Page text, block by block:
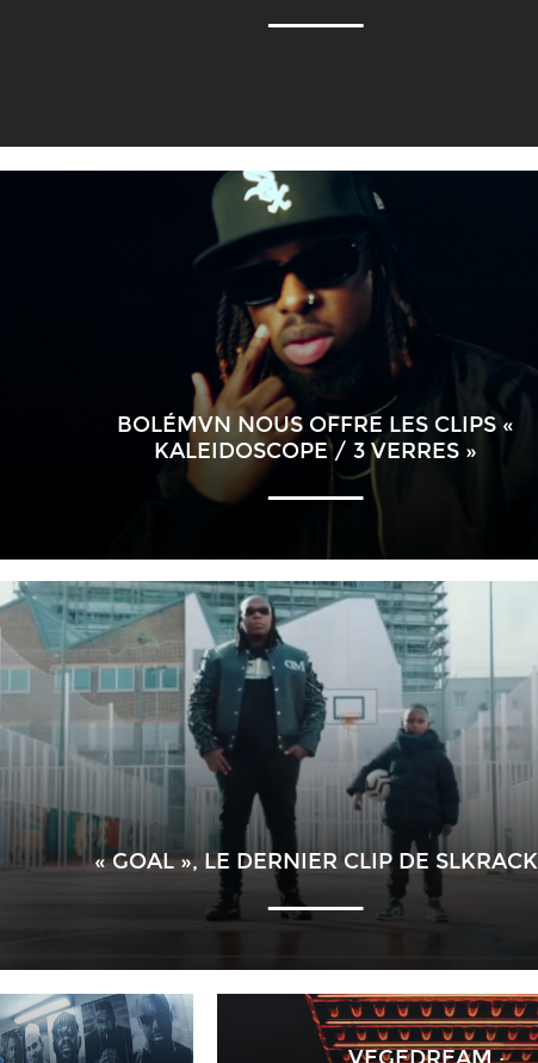
BOLÉMVN NOUS OFFRE LES CLIPS «
KALEIDOSCOPE / 3 VERRES »
« GOAL », LE DERNIER CLIP DE SLKRACK